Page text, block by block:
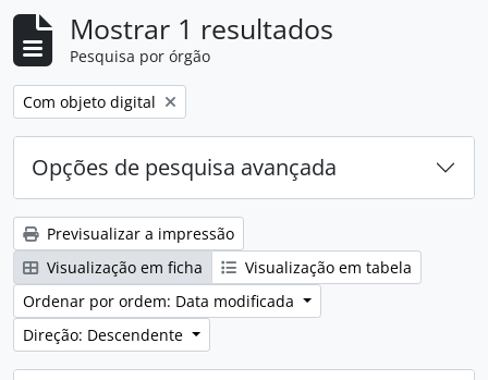
Mostrar 1 resultados
Pesquisa por órgão
Remover filtro:
Com objeto digital
Opções de pesquisa avançada
Previsualizar a impressão
Visualização em ficha
Visualização em tabela
Ordenar por ordem: Data modificada
Direção: Descendente